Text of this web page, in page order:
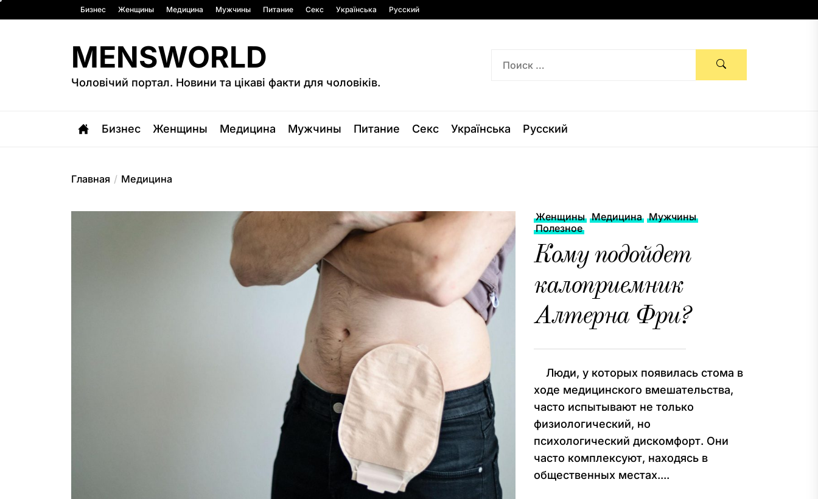
к
Бизнес Женщины Медицина Мужчины Питание Секс Українська Русский
MENSWORLD
Чоловічий портал. Новини та цікаві факти для чоловіків.
Бизнес Женщины Медицина Мужчины Питание Секс Українська Русский
Главная Медицина
Женщины Медицина Мужчины
Полезное
Кому подойдет
калоприемник
Алтерна Фри?
Люди, у которых появилась стома в
ходе медицинского вмешательства,
часто испытывают не только
физиологический, но
психологический дискомфорт. Они
часто комплексуют, находясь в
общественных местах....